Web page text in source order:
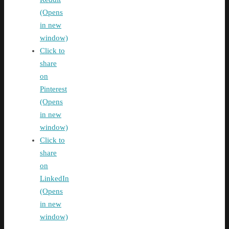
(Opens
in new
window)
Click to
share
on
Pinterest
(Opens
in new
window)
Click to
share
on
LinkedIn
(Opens
in new
window)